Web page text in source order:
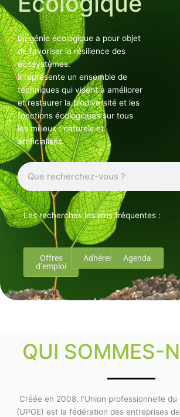
Le génie écologique a pour objet
de favoriser la résilience des
écosystèmes.
Il représente un ensemble de
techniques qui visent à améliorer
et restaurer la biodiversité et les
fonctions écologiques sur tous
les milieux : naturels et
artificialisés.
Rechercher
Les recherches les plus fréquentes :
Offres
d’emploi
Adhérents Agenda
QUI SOMMES-
Créée en 2008, l’Union professionnelle
(UPGE) est la fédération des entreprises